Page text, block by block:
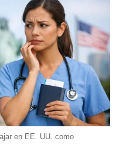
en EE. UU. como